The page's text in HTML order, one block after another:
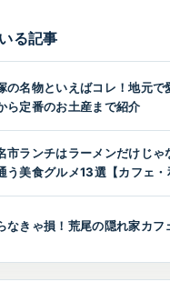
る記事
の名物といえばコレ！地元で
ら定番のお土産まで紹介
市ランチはラーメンだけじゃ
う美食グルメ13選【カフェ・
なきゃ損！荒尾の隠れ家カフ